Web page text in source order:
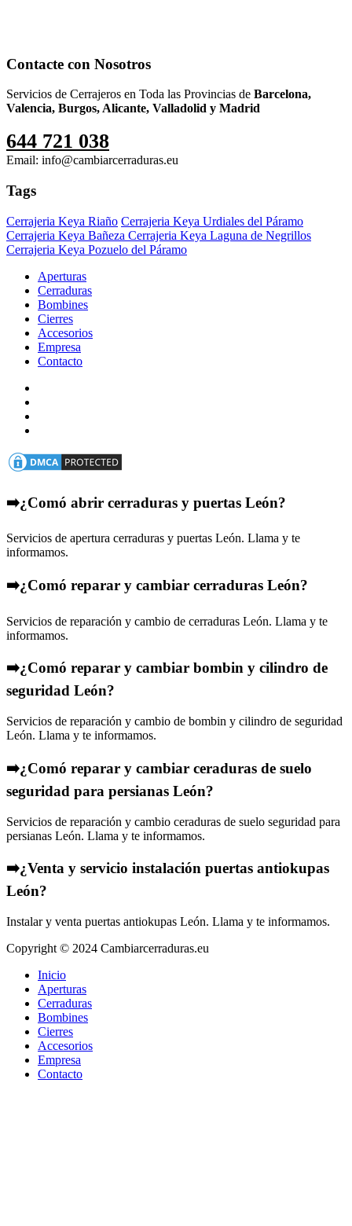
Contacte con Nosotros
Servicios de Cerrajeros en Toda las Provincias de Barcelona,
Valencia, Burgos, Alicante, Valladolid y Madrid
644 721 038
Email: info@cambiarcerraduras.eu
Tags
Cerrajeria Keya Riaño Cerrajeria Keya Urdiales del Páramo
Cerrajeria Keya Bañeza Cerrajeria Keya Laguna de Negrillos
Cerrajeria Keya Pozuelo del Páramo
Aperturas
Cerraduras
Bombines
Cierres
Accesorios
Empresa
Contacto
➡️¿Comó abrir cerraduras y puertas León?
Servicios de apertura cerraduras y puertas León. Llama y te
informamos.
➡️¿Comó reparar y cambiar cerraduras León?
Servicios de reparación y cambio de cerraduras León. Llama y te
informamos.
➡️¿Comó reparar y cambiar bombin y cilindro de
seguridad León?
Servicios de reparación y cambio de bombin y cilindro de seguridad
León. Llama y te informamos.
➡️¿Comó reparar y cambiar ceraduras de suelo
seguridad para persianas León?
Servicios de reparación y cambio ceraduras de suelo seguridad para
persianas León. Llama y te informamos.
➡️¿Venta y servicio instalación puertas antiokupas
León?
Instalar y venta puertas antiokupas León. Llama y te informamos.
Copyright © 2024 Cambiarcerraduras.eu
Inicio
Aperturas
Cerraduras
Bombines
Cierres
Accesorios
Empresa
Contacto